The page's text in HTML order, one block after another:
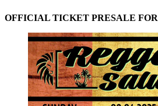
OFFICIAL TICKET PRESALE FOR